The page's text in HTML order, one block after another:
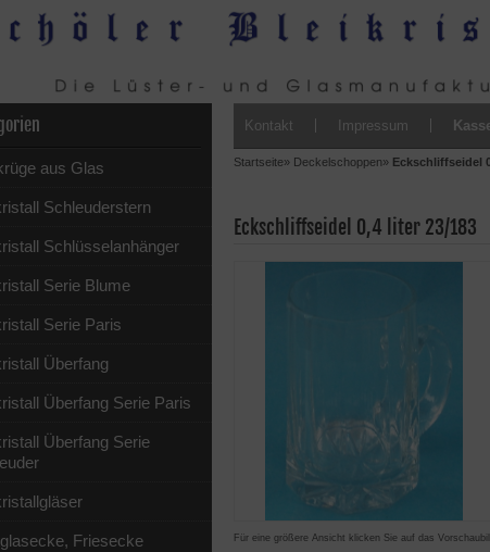
aus Glas
Schleuderstern
Schlüsselanhänger
Serie Blume
Serie Paris
Überfang
Überfang Serie Paris
Überfang Serie
Friesecke
Kontakt Impressum
Startseite» Deckelschoppen» Eckschliffseidel
Eckschliffseidel 0,4 liter 23/183
Für eine größere Ansicht klicken Sie auf das